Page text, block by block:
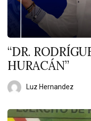
“DR.
HURACÁN”
Luz Hernandez